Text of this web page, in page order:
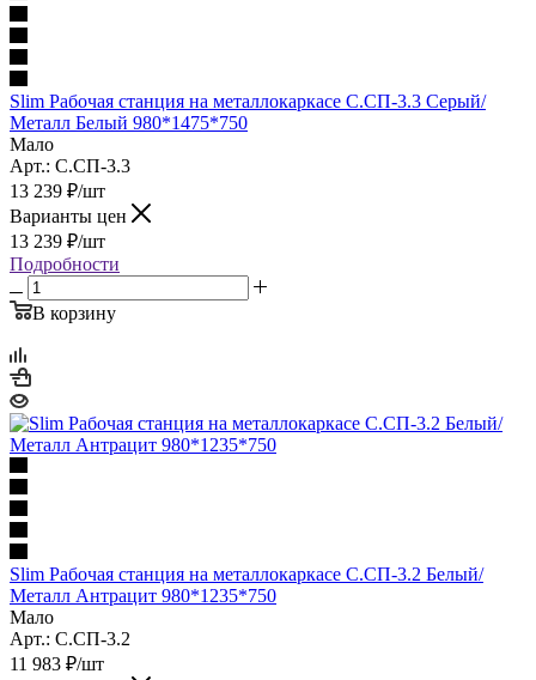
Slim Рабочая станция на металлокаркасе С.СП-3.3 Серый/
Металл Белый 980*1475*750
Мало
Арт.: С.СП-3.3
13 239 ₽/шт
Варианты цен
13 239 ₽/шт
Подробности
В корзину
Slim Рабочая станция на металлокаркасе С.СП-3.2 Белый/
Металл Антрацит 980*1235*750
Мало
Арт.: С.СП-3.2
11 983 ₽/шт